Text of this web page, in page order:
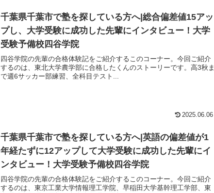
千葉県千葉市で塾を探している方へ|総合偏差値15アッ
プし、大学受験に成功した先輩にインタビュー！大学
受験予備校四谷学院
四谷学院の先輩の合格体験記をご紹介するこのコーナー。今回ご紹介
するのは、東北大学農学部に合格したくんのストーリーです。高3秋ま
で週6サッカー部練習、全科目テスト...
2025.06.06
千葉県千葉市で塾を探している方へ|英語の偏差値が1
年経たずに12アップして大学受験に成功した先輩にイ
ンタビュー！大学受験予備校四谷学院
四谷学院の先輩の合格体験記をご紹介するこのコーナー。今回ご紹介
するのは、東京工業大学情報理工学院、早稲田大学基幹理工学部、東